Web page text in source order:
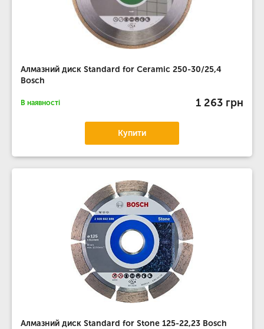
Алмазний диск Standard for Ceramic 250-30/25,4
Bosch
В наявності 1 263 грн
Купити
Алмазний диск Standard for Stone 125-22,23 Bosch